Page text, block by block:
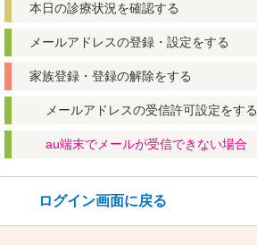
本日の診療状況を確認する
メールアドレスの登録・設定をする
家族登録・登録の解除をする
メールアドレスの受信許可設定をする
au端末でメールが受信できない場合
ログイン画面に戻る